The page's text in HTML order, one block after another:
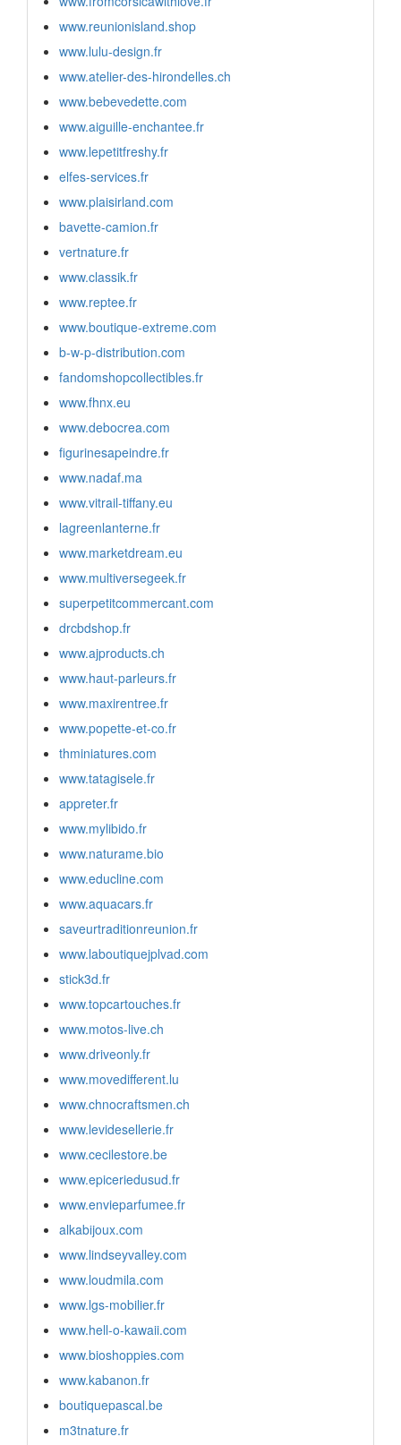
www.reunionisland.shop
www.lulu-design.fr
www.atelier-des-hirondelles.ch
www.bebevedette.com
www.aiguille-enchantee.fr
www.lepetitfreshy.fr
elfes-services.fr
www.plaisirland.com
bavette-camion.fr
vertnature.fr
www.classik.fr
www.reptee.fr
www.boutique-extreme.com
b-w-p-distribution.com
fandomshopcollectibles.fr
www.fhnx.eu
www.debocrea.com
figurinesapeindre.fr
www.nadaf.ma
www.vitrail-tiffany.eu
lagreenlanterne.fr
www.marketdream.eu
www.multiversegeek.fr
superpetitcommercant.com
drcbdshop.fr
www.ajproducts.ch
www.haut-parleurs.fr
www.maxirentree.fr
www.popette-et-co.fr
thminiatures.com
www.tatagisele.fr
appreter.fr
www.mylibido.fr
www.naturame.bio
www.educline.com
www.aquacars.fr
saveurtraditionreunion.fr
www.laboutiquejplvad.com
stick3d.fr
www.topcartouches.fr
www.motos-live.ch
www.driveonly.fr
www.movedifferent.lu
www.chnocraftsmen.ch
www.levidesellerie.fr
www.cecilestore.be
www.epiceriedusud.fr
www.envieparfumee.fr
alkabijoux.com
www.lindseyvalley.com
www.loudmila.com
www.lgs-mobilier.fr
www.hell-o-kawaii.com
www.bioshoppies.com
www.kabanon.fr
boutiquepascal.be
m3tnature.fr